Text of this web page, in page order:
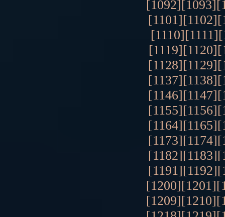
[1092][1093]
[1101][1102]
[1110][1111]
[1119][1120]
[1128][1129]
[1137][1138]
[1146][1147]
[1155][1156]
[1164][1165]
[1173][1174]
[1182][1183]
[1191][1192]
[1200][1201]
[1209][1210]